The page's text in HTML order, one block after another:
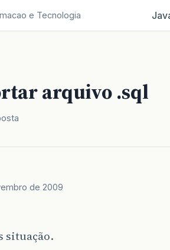
e Tecnologia
arquivo .sql
de 2009
situação.